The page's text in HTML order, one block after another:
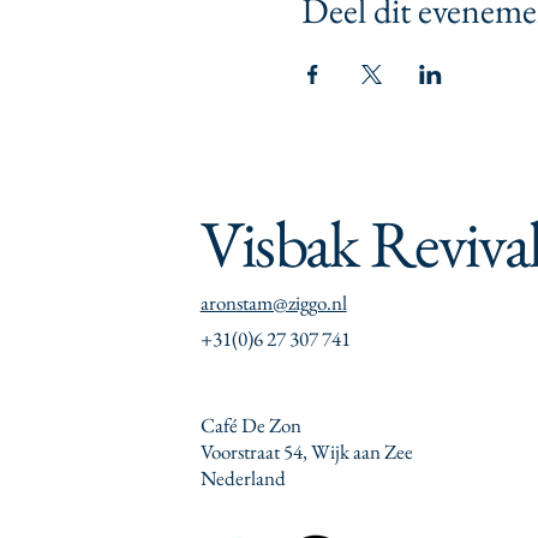
Deel dit
Visbak
aronstam@ziggo.nl
+31(0)6 27 307 741
Café De Zon
Voorstraat 54, Wijk aan Zee
Nederland